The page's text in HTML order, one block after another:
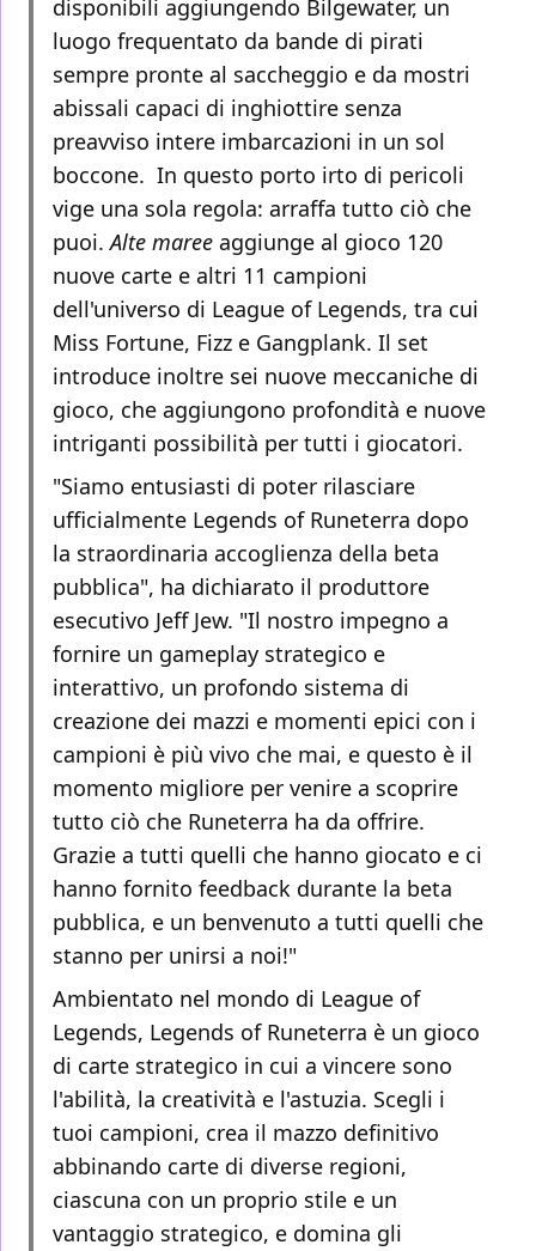
disponibili aggiungendo Bilgewater, un
luogo frequentato da bande di pirati
sempre pronte al saccheggio e da mostri
abissali capaci di inghiottire senza
preavviso intere imbarcazioni in un sol
boccone. In questo porto irto di pericoli
vige una sola regola: arraffa tutto ciò che
puoi.Alte maree aggiunge al gioco 120
nuove carte e altri 11 campioni
dell'universo di League of Legends, tra cui
Miss Fortune, Fizz e Gangplank. Il set
introduce inoltre sei nuove meccaniche di
gioco, che aggiungono profondità e nuove
intriganti possibilità per tutti i giocatori.
"Siamo entusiasti di poter rilasciare
ufficialmente Legends of Runeterra dopo
la straordinaria accoglienza della beta
pubblica", ha dichiarato il produttore
esecutivo Jeff Jew. "Il nostro impegno a
fornire un gameplay strategico e
interattivo, un profondo sistema di
creazione dei mazzi e momenti epici con i
campioni è più vivo che mai, e questo è il
momento migliore per venire a scoprire
tutto ciò che Runeterra ha da offrire.
Grazie a tutti quelli che hanno giocato e ci
hanno fornito feedback durante la beta
pubblica, e un benvenuto a tutti quelli che
stanno per unirsi a noi!"
Ambientato nel mondo di League of
Legends, Legends of Runeterra è un gioco
di carte strategico in cui a vincere sono
l'abilità, la creatività e l'astuzia. Scegli i
tuoi campioni, crea il mazzo definitivo
abbinando carte di diverse regioni,
ciascuna con un proprio stile e un
vantaggio strategico, e domina gli